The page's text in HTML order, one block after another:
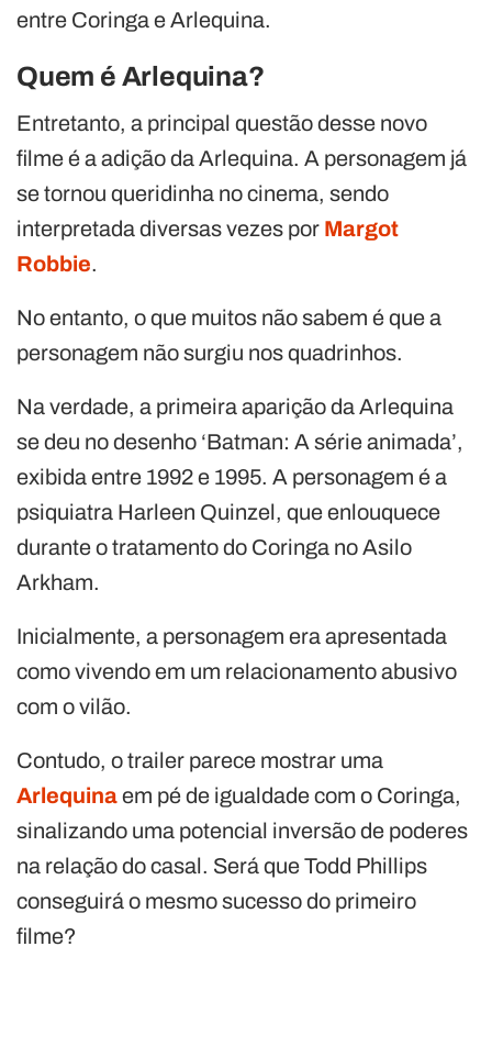
entre Coringa e Arlequina.
Quem é Arlequina?
Entretanto, a principal questão desse novo
filme é a adição da Arlequina. A personagem já
se tornou queridinha no cinema, sendo
interpretada diversas vezes por Margot
Robbie.
No entanto, o que muitos não sabem é que a
personagem não surgiu nos quadrinhos.
Na verdade, a primeira aparição da Arlequina
se deu no desenho ‘Batman: A série animada’,
exibida entre 1992 e 1995. A personagem é a
psiquiatra Harleen Quinzel, que enlouquece
durante o tratamento do Coringa no Asilo
Arkham.
Inicialmente, a personagem era apresentada
como vivendo em um relacionamento abusivo
com o vilão.
Contudo, o trailer parece mostrar uma
Arlequinaem pé de igualdade com o Coringa,
sinalizando uma potencial inversão de poderes
na relação do casal. Será que Todd Phillips
conseguirá o mesmo sucesso do primeiro
filme?